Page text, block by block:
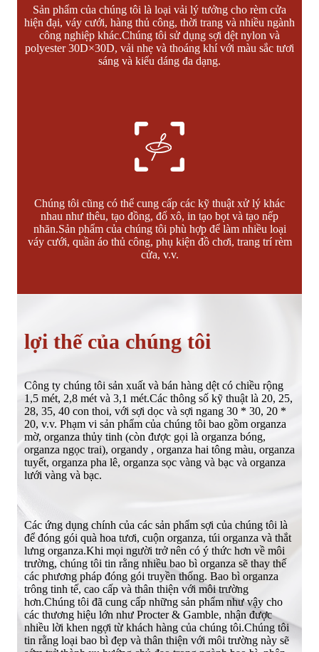
Sản phẩm của chúng tôi là loại vải lý tưởng cho rèm cửa
hiện đại, váy cưới, hàng thủ công, thời trang và nhiều ngành
công nghiệp khác.Chúng tôi sử dụng sợi dệt nylon và
polyester 30D×30D, vải nhẹ và thoáng khí với màu sắc tươi
sáng và kiểu dáng đa dạng.
Chúng tôi cũng có thể cung cấp các kỹ thuật xử lý khác
nhau như thêu, tạo đồng, đổ xô, in tạo bọt và tạo nếp
nhăn.Sản phẩm của chúng tôi phù hợp để làm nhiều loại
váy cưới, quần áo thủ công, phụ kiện đồ chơi, trang trí rèm
cửa, v.v.
lợi thế của chúng tôi
Công ty chúng tôi sản xuất và bán hàng dệt có chiều rộng
1,5 mét, 2,8 mét và 3,1 mét.Các thông số kỹ thuật là 20, 25,
28, 35, 40 con thoi, với sợi dọc và sợi ngang 30 * 30, 20 *
20, v.v. Phạm vi sản phẩm của chúng tôi bao gồm organza
mờ, organza thủy tinh (còn được gọi là organza bóng,
organza ngọc trai), organdy , organza hai tông màu, organza
tuyết, organza pha lê, organza sọc vàng và bạc và organza
lưới vàng và bạc.
Các ứng dụng chính của các sản phẩm sợi của chúng tôi là
để đóng gói quà hoa tươi, cuộn organza, túi organza và thắt
lưng organza.Khi mọi người trở nên có ý thức hơn về môi
trường, chúng tôi tin rằng nhiều bao bì organza sẽ thay thế
các phương pháp đóng gói truyền thống. Bao bì organza
trông tinh tế, cao cấp và thân thiện với môi trường
hơn.Chúng tôi đã cung cấp những sản phẩm như vậy cho
các thương hiệu lớn như Procter & Gamble, nhận được
nhiều lời khen ngợi từ khách hàng của chúng tôi.Chúng tôi
tin rằng loại bao bì đẹp và thân thiện với môi trường này sẽ